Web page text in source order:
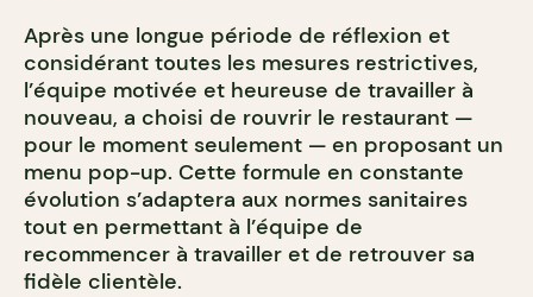
Après une longue période de réflexion et
considérant toutes les mesures restrictives,
l’équipe motivée et heureuse de travailler à
nouveau, a choisi de rouvrir le restaurant —
pour le moment seulement — en proposant un
menu pop-up. Cette formule en constante
évolution s’adaptera aux normes sanitaires
tout en permettant à l’équipe de
recommencer à travailler et de retrouver sa
fidèle clientèle.